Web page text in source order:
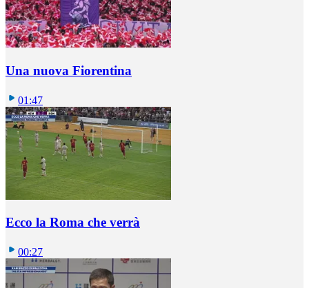
Una nuova Fiorentina
01:47
Ecco la Roma che verrà
00:27